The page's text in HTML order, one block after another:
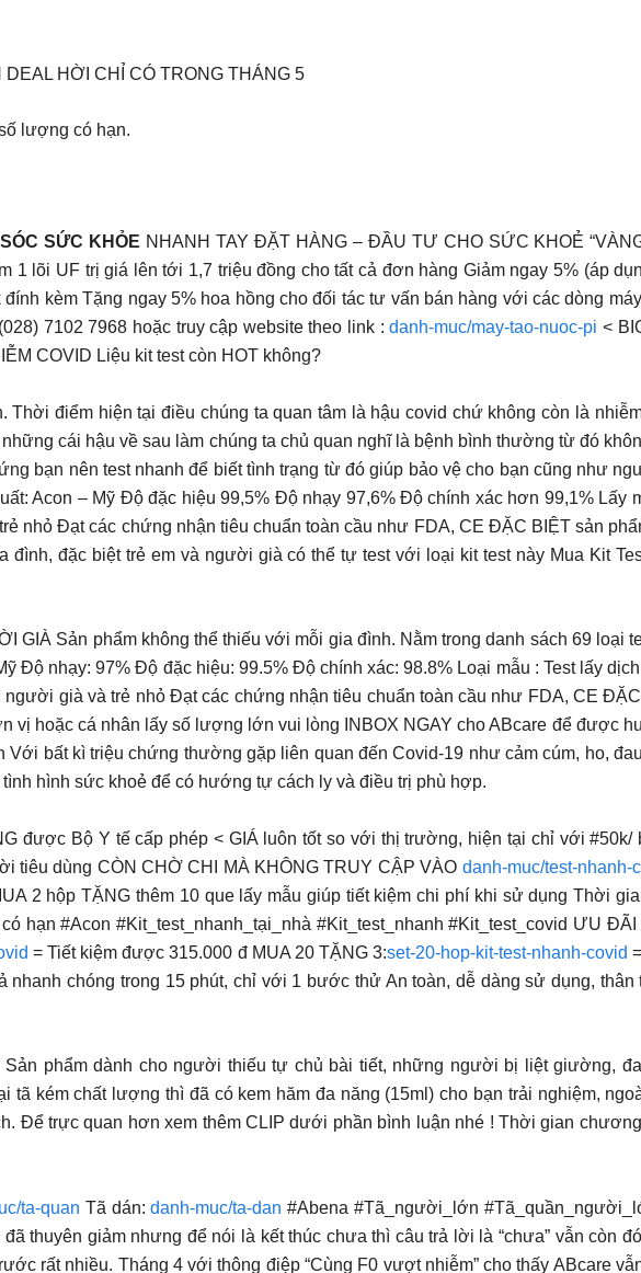
HỜI CHỈ CÓ TRONG THÁNG 5
lượng có hạn.
SỨC KHỎE NHANH TAY ĐẶT HÀNG – ĐẦU TƯ CHO SỨC KHOẺ
1 lõi UF trị giá lên tới 1,7 triệu đồng cho tất cả đơn hàng Giảm ngay 5% (áp
kèm Tặng ngay 5% hoa hồng cho đối tác tư vấn bán hàng với các dòng
7102 7968 hoặc truy cập website theo link :danh-muc/may-tao-nuoc-pi <
COVID Liệu kit test còn HOT không?
điểm hiện tại điều chúng ta quan tâm là hậu covid chứ không còn là
cái hậu về sau làm chúng ta chủ quan nghĩ là bệnh bình thường từ đó
bạn nên test nhanh để biết tình trạng từ đó giúp bảo vệ cho bạn cũng như
Acon – Mỹ Độ đặc hiệu 99,5% Độ nhạy 97,6% Độ chính xác hơn 99,1% Lấy
nhỏ Đạt các chứng nhận tiêu chuẩn toàn cầu như FDA, CE ĐẶC BIỆT sản
đình, đặc biệt trẻ em và người già có thể tự test với loại kit test này Mua Kit
GIÀ Sản phẩm không thể thiếu với mỗi gia đình. Nằm trong danh sách 69 loại
Độ nhạy: 97% Độ đặc hiệu: 99.5% Độ chính xác: 98.8% Loại mẫu : Test lấy
già và trẻ nhỏ Đạt các chứng nhận tiêu chuẩn toàn cầu như FDA, CE
vị hoặc cá nhân lấy số lượng lớn vui lòng INBOX NGAY cho ABcare để được
Với bất kì triệu chứng thường gặp liên quan đến Covid-19 như cảm cúm, ho,
hình sức khoẻ để có hướng tự cách ly và điều trị phù hợp.
được Bộ Y tế cấp phép < GIÁ luôn tốt so với thị trường, hiện tại chỉ với #50k/
tiêu dùng CÒN CHỜ CHI MÀ KHÔNG TRUY CẬP VÀO danh-muc/test-nhanh-
2 hộp TẶNG thêm 10 que lấy mẫu giúp tiết kiệm chi phí khi sử dụng Thời
hạn #Acon #Kit_test_nhanh_tại_nhà #Kit_test_nhanh #Kit_test_covid ƯU
= Tiết kiệm được 315.000 đ MUA 20 TẶNG 3:set-20-hop-kit-test-nhanh-covid
nhanh chóng trong 15 phút, chỉ với 1 bước thử An toàn, dễ dàng sử dụng,
phẩm dành cho người thiếu tự chủ bài tiết, những người bị liệt giường,
kém chất lượng thì đã có kem hăm đa năng (15ml) cho bạn trải nghiệm,
Để trực quan hơn xem thêm CLIP dưới phần bình luận nhé ! Thời gian
ta-quan Tã dán:danh-muc/ta-dan #Abena #Tã_người_lớn
thuyên giảm nhưng để nói là kết thúc chưa thì câu trả lời là “chưa” vẫn còn
rất nhiều. Tháng 4 với thông điệp “Cùng F0 vượt nhiễm” cho thấy ABcare